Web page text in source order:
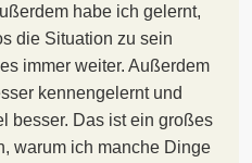
habe ich gelernt,
die Situation zu sein
immer weiter. Außerdem
kennengelernt und
besser. Das ist ein großes
warum ich manche Dinge